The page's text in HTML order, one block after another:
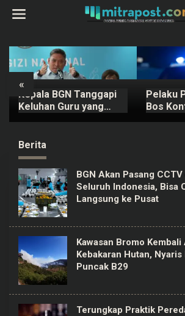
«
Kepala BGN Tanggapi
Keluhan Guru yang
Pelaku
Bos
Berita
BGN Akan Pasang CCTV
Seluruh Indonesia, Bisa
Langsung ke Pusat
Kawasan Bromo Kembali
Kebakaran Hutan,
Puncak B29
Terungkap Praktik